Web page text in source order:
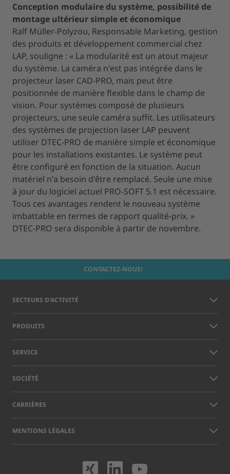
Conception modulaire du système, possibilité de
montage ultérieur simple et économique
Ralf Müller-Polyzou, Responsable Marketing, gestion
des produits et développement commercial chez
LAP, souligne : « La modularité est un atout majeur
du système. La caméra n'est pas intégrée dans le
projecteur laser CAD-PRO, mais peut être
positionnée de manière flexible dans le champ de
vision. Pour systèmes composé de plusieurs
projecteurs, une seule caméra suffit. Les utilisateurs
des systèmes de projection laser LAP peuvent
utiliser DTEC-PRO de manière simple et économique
pour les installations existantes. Le système peut
être configuré en fonction de la situation. Aucun
matériel n'a besoin d'être remplacé. Seule une mise
à jour du logiciel actuel PRO-SOFT 5.1 est nécessaire.
Tous ces avantages rendent le nouveau système
imbattable en termes de rapport qualité-prix. »
DTEC-PRO sera disponible à partir de novembre.
CONTACTEZ-NOUS!
SECTEURS D’ACTIVITÉ
PRODUITS
SERVICE
SOCIÉTÉ
CARRIÈRES
MENTIONS LÉGALES
Rendez-nous
Rendez-